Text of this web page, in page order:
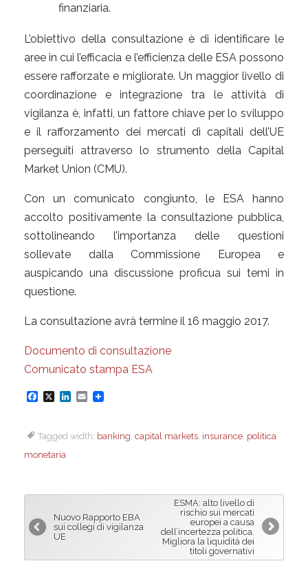
finanziaria.
L’obiettivo della consultazione è di identificare le
aree in cui l’efficacia e l’efficienza delle ESA possono
essere rafforzate e migliorate. Un maggior livello di
coordinazione e integrazione tra le attività di
vigilanza è, infatti, un fattore chiave per lo sviluppo
e il rafforzamento dei mercati di capitali dell’UE
perseguiti attraverso lo strumento della Capital
Market Union (CMU).
Con un comunicato congiunto, le ESA hanno
accolto positivamente la consultazione pubblica,
sottolineando l’importanza delle questioni
sollevate dalla Commissione Europea e
auspicando una discussione proficua sui temi in
questione.
La consultazione avrà termine il 16 maggio 2017.
Documento di consultazione
Comunicato stampa ESA
F
c
e
o
k
X
L
n
d
n
E
a
Tagged width: banking capital markets insurance politica
monetaria
Nuovo Rapporto EBA
sui collegi di vigilanza
UE
ESMA: alto livello di
rischio sui mercati
europei a causa
dell’incertezza politica.
Migliora la liquidità dei
titoli governativi